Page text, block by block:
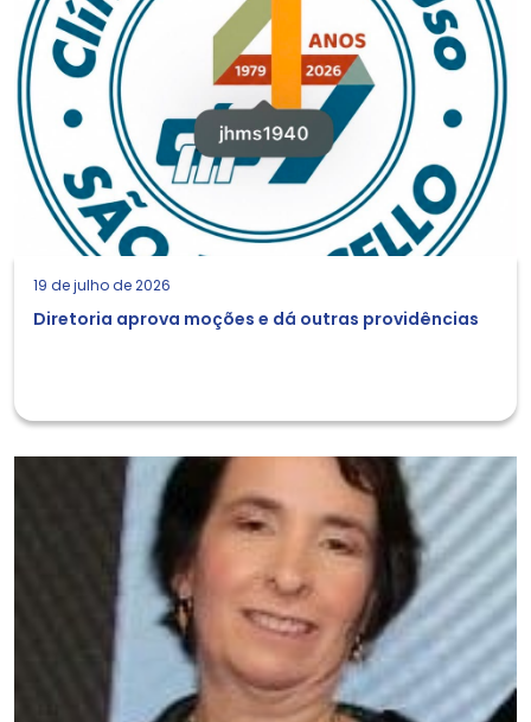
19 de julho de 2026
Diretoria aprova moções e dá outras providências